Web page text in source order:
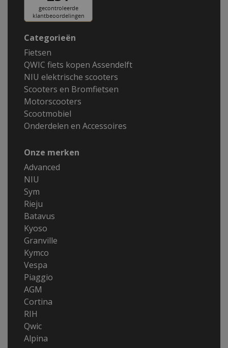
Categorieën
Fietsen
QWIC fiets kopen Assendelft
NIU elektrische scooters
Scooters en Bromfietsen
Motorscooters
Scootmobiel
Onderdelen en Accessoires
Onze merken
Advanced
NIU
Sym
Rieju
Batavus
Kyoso
Granville
Kymco
Vespa
Piaggio
AGM
Cortina
RIH
Qwic
Alpina